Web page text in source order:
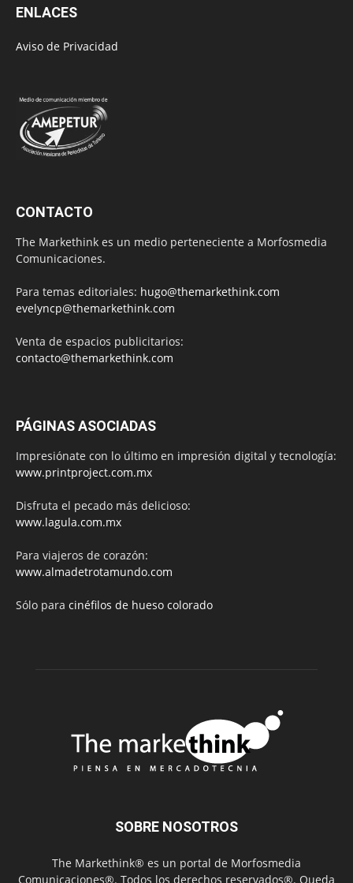
ENLACES
Aviso de Privacidad
CONTACTO
The Markethink es un medio perteneciente a Morfosmedia
Comunicaciones.
Para temas editoriales: hugo@themarkethink.com
evelyncp@themarkethink.com
Venta de espacios publicitarios:
contacto@themarkethink.com
PÁGINAS ASOCIADAS
Impresiónate con lo último en impresión digital y tecnología:
www.printproject.com.mx
Disfruta el pecado más delicioso:
www.lagula.com.mx
Para viajeros de corazón:
www.almadetrotamundo.com
Sólo para cinéfilos de hueso colorado
SOBRE NOSOTROS
The Markethink® es un portal de Morfosmedia
Comunicaciones®. Todos los derechos reservados®. Queda